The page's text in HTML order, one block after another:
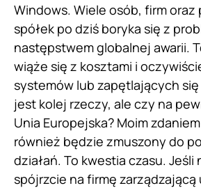
Windows. Wiele osób, firm
spółek po dziś boryka się z
następstwem globalnej awarii.
wiąże się z kosztami i
systemów lub zapętlających się
jest kolej rzeczy, ale czy na
Unia Europejska? Moim
również będzie zmuszony do
działań. To kwestia czasu. Jeśli
spójrzcie na firmę zarządzającą